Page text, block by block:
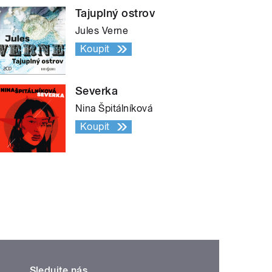
Tajuplný ostrov
Jules Verne
Koupit
Severka
Nina Špitálníková
Koupit